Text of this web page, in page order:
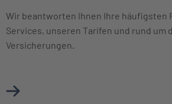
Wir beantworten Ihnen Ihre häufigsten
Services, unseren Tarifen und rund um
Versicherungen.
Mehr über FAQ erfahren